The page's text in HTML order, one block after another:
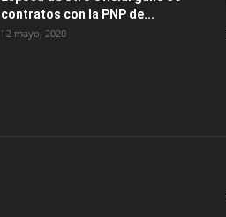
contratos con la PNP de...
12 mayo, 2020